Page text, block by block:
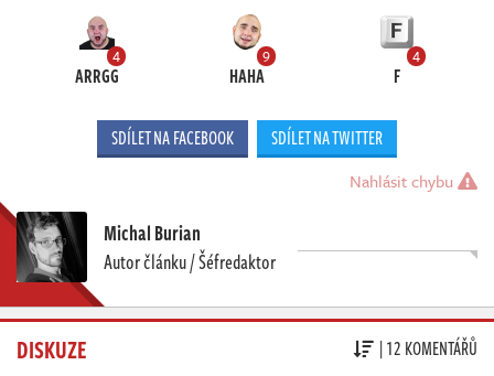
4
ARRGG
9
HAHA
4
F
SDÍLET NA FACEBOOK SDÍLET NA TWITTER
Nahlásit chybu
Michal Burian
Autor článku / Šéfredaktor
DISKUZE | 12 KOMENTÁŘŮ